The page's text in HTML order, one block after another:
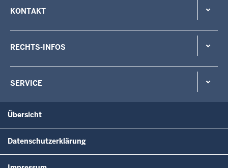
KONTAKT
RECHTS-INFOS
SERVICE
Übersicht
Datenschutzerklärung